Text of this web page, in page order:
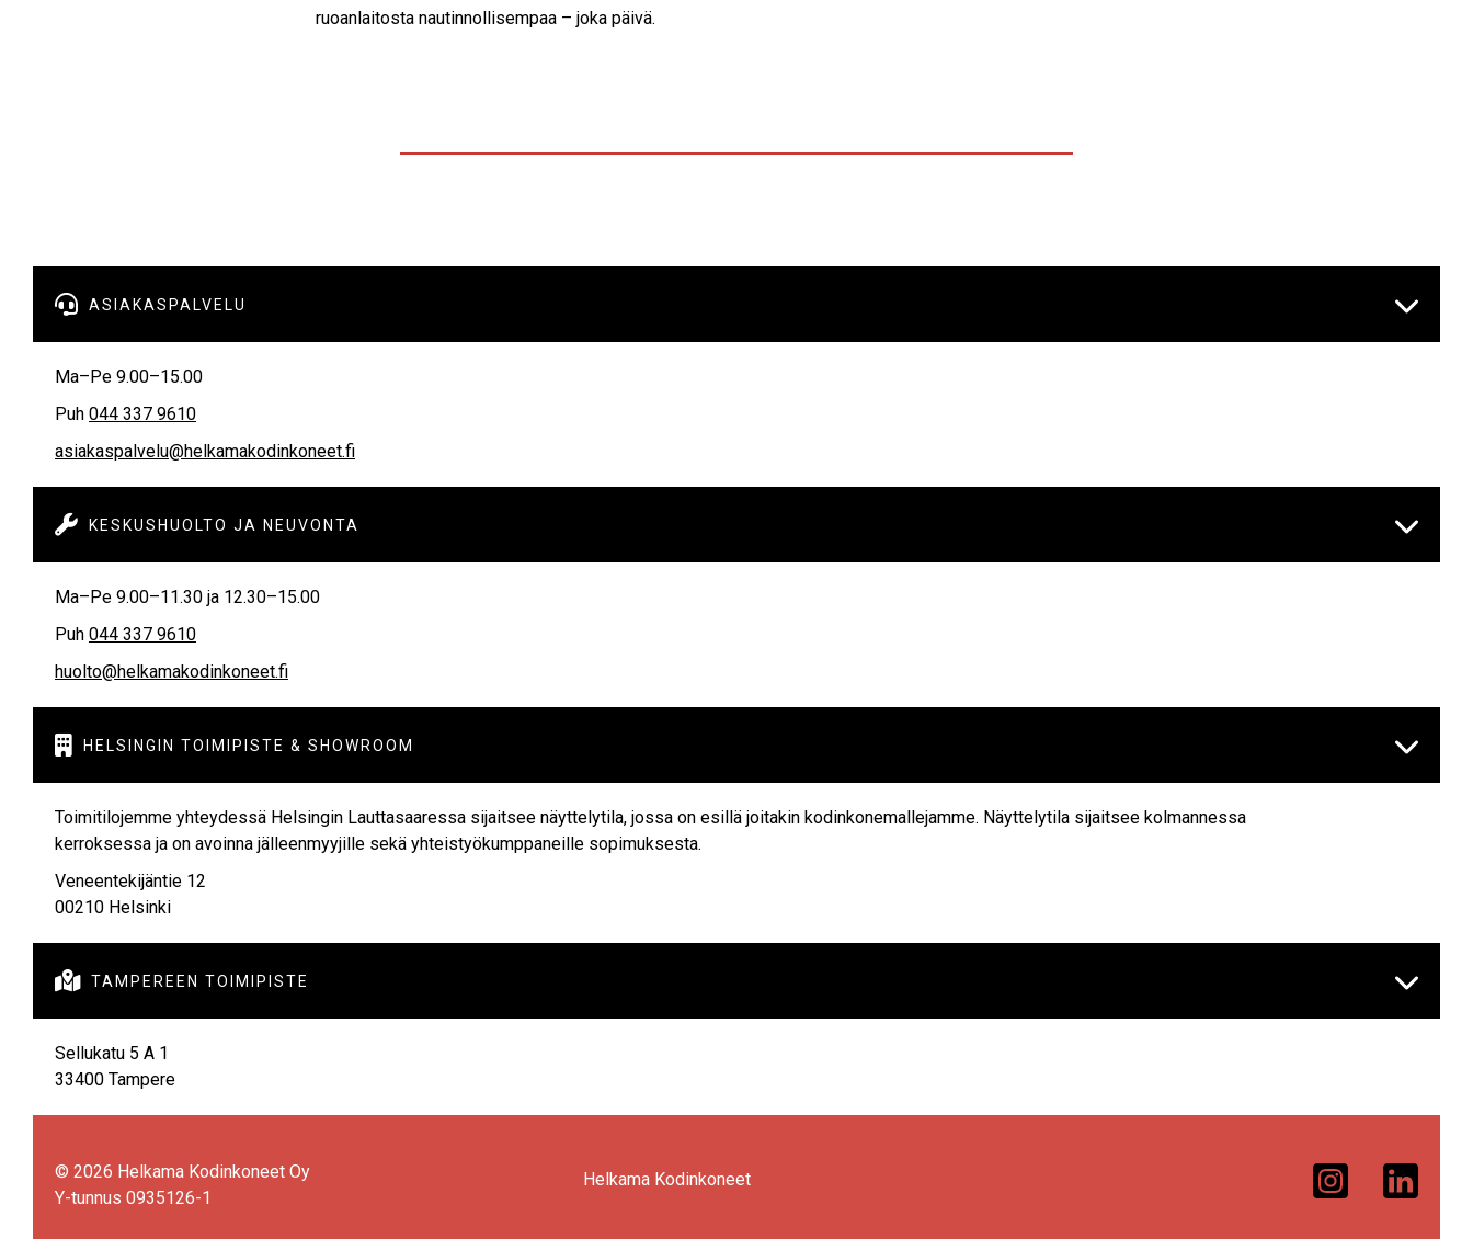
ruoanlaitosta nautinnollisempaa – joka päivä.
 ASIAKASPALVELU 
Ma–Pe 9.00–15.00
Puh 044 337 9610
asiakaspalvelu@helkamakodinkoneet.fi
 KESKUSHUOLTO JA NEUVONTA 
Ma–Pe 9.00–11.30 ja 12.30–15.00
Puh 044 337 9610
huolto@helkamakodinkoneet.fi
 HELSINGIN TOIMIPISTE & SHOWROOM 
Toimitilojemme yhteydessä Helsingin Lauttasaaressa sijaitsee näyttelytila, jossa on esillä joitakin kodinkonemallejamme. Näyttelytila sijaitsee kolmannessa
kerroksessa ja on avoinna jälleenmyyjille sekä yhteistyökumppaneille sopimuksesta.
Veneentekijäntie 12
00210 Helsinki
 TAMPEREEN TOIMIPISTE 
Sellukatu 5 A 1
33400 Tampere
© 2026 Helkama Kodinkoneet Oy
Y-tunnus 0935126-1
Helkama Kodinkoneet